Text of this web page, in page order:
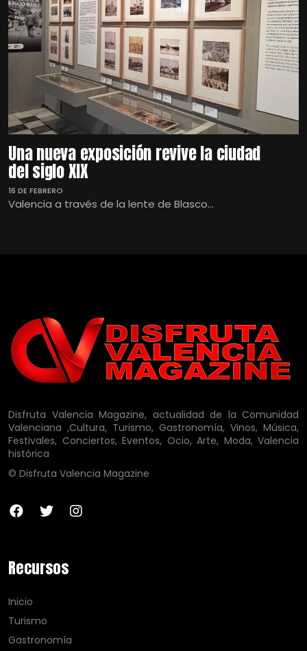
Una nueva exposición revive la ciudad
del siglo XIX
16 DE FEBRERO
Valencia a través de la lente de Blasco...
Disfruta Valencia Magazine, actualidad de la Comunidad
Valenciana ,Cultura, Turismo, Gastronomía, Vinos, Música,
Festivales, Conciertos, Eventos, Ocio, Arte, Moda, Valencia
histórica
© Disfruta Valencia Magazine
Recursos
Inicio
Turismo
Gastronomía